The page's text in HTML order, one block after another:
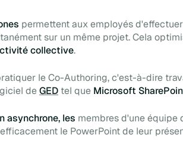
permettent aux employés
sur un même projet. Cela
collective.
leCo-Authoring, c'est-à-dire
deGED tel que Microsoft
asynchrone, les membres d'une équipe
le PowerPoint de leur